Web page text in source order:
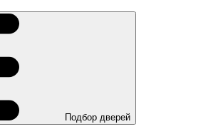
Подбор дверей